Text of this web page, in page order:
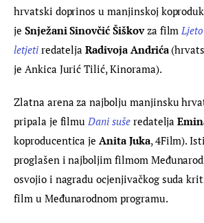
hrvatski doprinos u manjinskoj
je Snježani Sinovčić Šiškov za film
letjeti redatelja Radivoja Andrića
je Ankica Jurić Tilić, Kinorama).
Zlatna arena za najbolju manjinsku
pripala je filmu Dani suše redatelja
koproducentica je Anita Juka, 4Film).
proglašen i najboljim filmom
osvojio i nagradu ocjenjivačkog suda
film u Međunarodnom programu.